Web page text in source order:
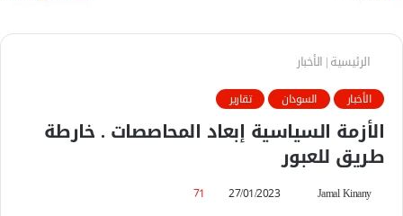
الرئيسية| الأخبار
الأخبار السودان تقارير
الأزمة السياسية إبعاد المحاصصات . خارطة
طريق للعبور
Jamal Kinany
27/01/2023
71